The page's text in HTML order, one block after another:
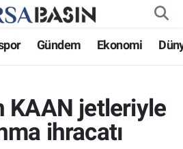
Gündem Ekonomi
KAAN jetleriyle
ihracatı